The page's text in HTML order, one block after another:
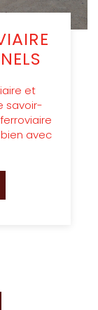
et
savoir-
avec